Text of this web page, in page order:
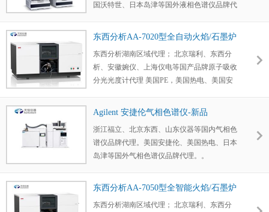
持。
国沃特世、日本岛津等国外液相色谱仪品牌代
东西分析AA-7020型全自动火焰/石墨炉
原子吸收-东西分析
东西分析湖南区域代理； 北京瑞利、东西分
析、安徽婉仪、上海仪电等国产品牌原子吸收
分光光度计代理 美国PE，美国热电、美国安
收分光光度计代理。
Agilent 安捷伦气相色谱仪-新品
浙江福立、北京东西、山东仪器等国内气相色
谱仪品牌代理。美国安捷伦、美国热电、日本
岛津等国外气相色谱仪品牌代理。。
东西分析AA-7050型全智能火焰/石墨炉
原子吸收
东西分析湖南区域代理； 北京瑞利、东西分